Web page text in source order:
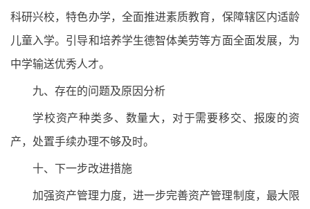
科研兴校，特色办学，全面推进素质教育，保障辖区内适龄
儿童入学。引导和培养学生德智体美劳等方面全面发展，为
中学输送优秀人才。
九、存在的问题及原因分析
学校资产种类多、数量大，对于需要移交、报废的资
产，处置手续办理不够及时。
十、下一步改进措施
加强资产管理力度，进一步完善资产管理制度，最大限